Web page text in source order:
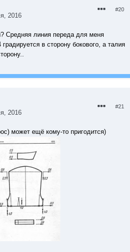
2016
#20
Средняя линия переда для меня
в сторону бокового, а талия
2016
#21
может ещё кому-то пригодится)